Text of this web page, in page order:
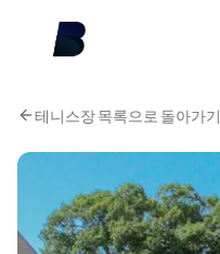
테니스장 목록으로 돌아가기